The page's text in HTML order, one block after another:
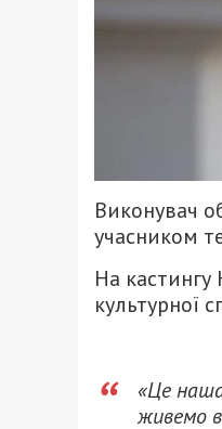
Виконувач
учасником
На кастингу
культурної
«Це
живемо